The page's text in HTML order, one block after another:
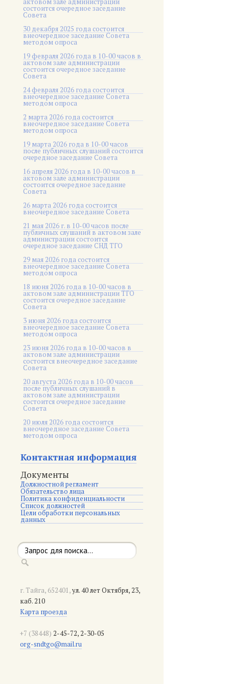
состоится очередное заседание
Совета
30 декабря 2025 года состоится
внеочередное заседание Совета
методом опроса
19 февраля 2026 года в 10-00 часов в
актовом зале администрации
состоится очередное заседание
Совета
24 февраля 2026 года состоится
внеочередное заседание Совета
методом опроса
2 марта 2026 года состоится
внеочередное заседание Совета
методом опроса
19 марта 2026 года в 10-00 часов
после публичных слушаний состоится
очередное заседание Совета
16 апреля 2026 года в 10-00 часов в
актовом зале администрации
состоится очередное заседание
Совета
26 марта 2026 года состоится
внеочередное заседание Совета
21 мая 2026 г. в 10-00 часов после
публичных слушаний в актовом зале
администрации состоится
очередное заседание СНД ТГО
29 мая 2026 года состоится
внеочередное заседание Совета
методом опроса
18 июня 2026 года в 10-00 часов в
актовом зале администрации ТГО
состоится очередное заседание
Совета
3 июня 2026 года состоится
внеочередное заседание Совета
методом опроса
23 июня 2026 года в 10-00 часов в
актовом зале администрации
состоится внеочередное заседание
Совета
20 августа 2026 года в 10-00 часов
после публичных слушаний в
актовом зале администрации
состоится очередное заседание
Совета
20 июля 2026 года состоится
внеочередное заседание Совета
методом опроса
Контактная информация
Документы
Должностной регламент
Обязательство лица
Политика конфиденциальности
Список должностей
Цели обработки персональных
данных
г. Тайга, 652401,ул. 40 лет Октября, 23,
каб. 210
Карта проезда
+7 (38448) 2-45-72, 2-30-05
org-sndtgo@mail.ru